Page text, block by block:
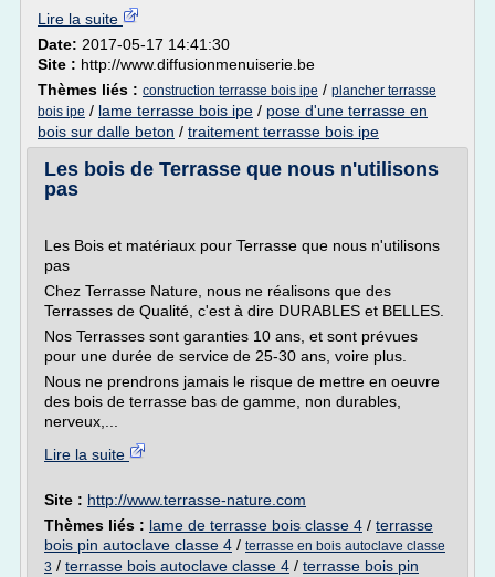
Lire la suite
Date: 2017-05-17 14:41:30
Site : http://www.diffusionmenuiserie.be
Thèmes liés : construction terrasse bois ipe / plancher terrasse
bois ipe / lame terrasse bois ipe / pose d'une terrasse en
bois sur dalle beton / traitement terrasse bois ipe
Les bois de Terrasse que nous n'utilisons
pas
Les Bois et matériaux pour Terrasse que nous n'utilisons
pas
Chez Terrasse Nature, nous ne réalisons que des
Terrasses de Qualité, c'est à dire DURABLES et BELLES.
Nos Terrasses sont garanties 10 ans, et sont prévues
pour une durée de service de 25-30 ans, voire plus.
Nous ne prendrons jamais le risque de mettre en oeuvre
des bois de terrasse bas de gamme, non durables,
nerveux,...
Lire la suite
Site : http://www.terrasse-nature.com
Thèmes liés : lame de terrasse bois classe 4 / terrasse
bois pin autoclave classe 4 / terrasse en bois autoclave classe
3 / terrasse bois autoclave classe 4 / terrasse bois pin